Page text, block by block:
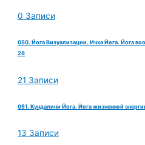
0 Записи
050. Йога Визуализации. Ичха Йога. Йога
28
21 Записи
051. Кундалини Йога. Йога жизненной
13 Записи